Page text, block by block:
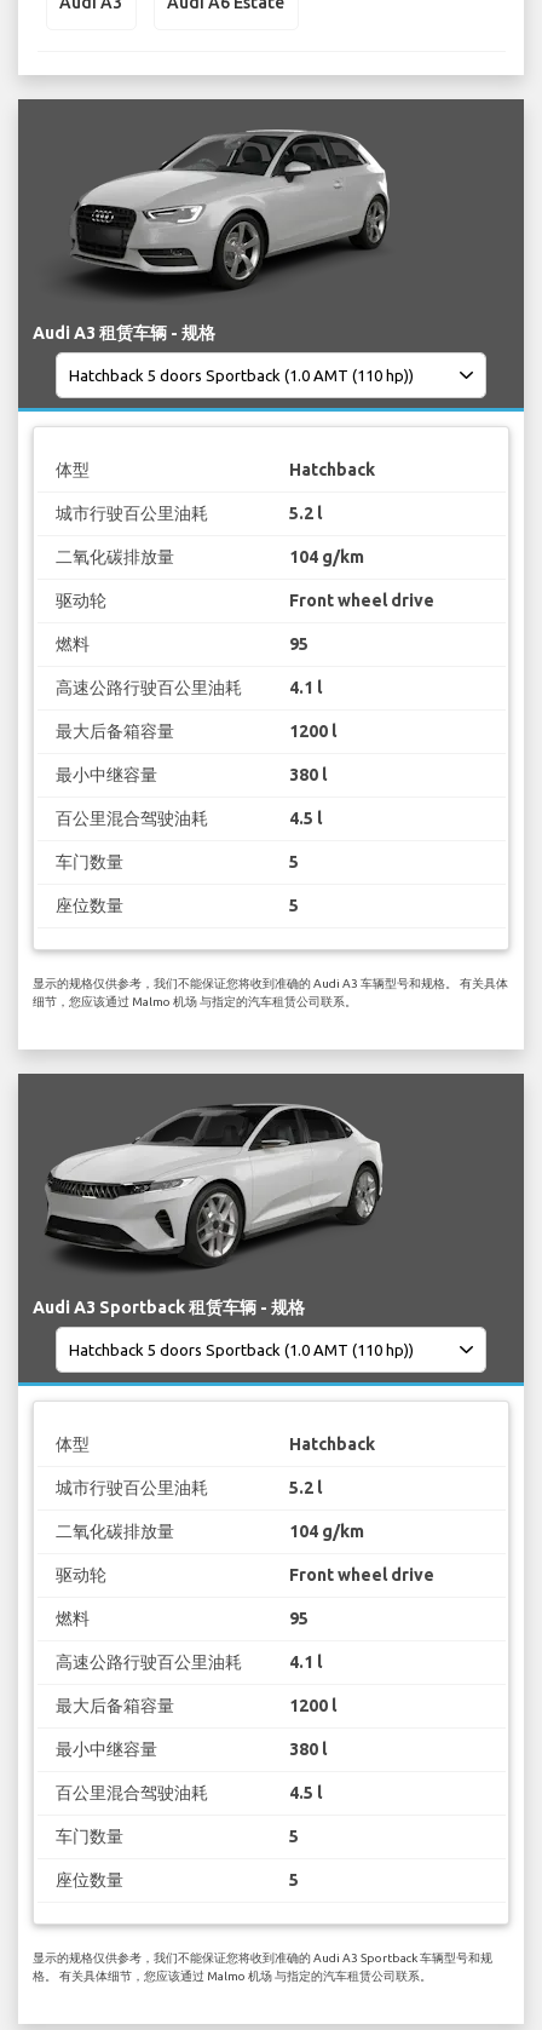
Audi A3 租赁车辆 - 规格
体型 Hatchback
城市行驶百公里油耗 5.2 l
二氧化碳排放量 104 g/km
驱动轮 Front wheel drive
燃料 95
高速公路行驶百公里油耗 4.1 l
最大后备箱容量 1200 l
最小中继容量 380 l
百公里混合驾驶油耗 4.5 l
车门数量 5
座位数量 5
显示的规格仅供参考，我们不能保证您将收到准确的 Audi A3 车辆型号和规格。 有关具体
细节，您应该通过 Malmo 机场 与指定的汽车租赁公司联系。
Audi A3 Sportback 租赁车辆 - 规格
体型 Hatchback
城市行驶百公里油耗 5.2 l
二氧化碳排放量 104 g/km
驱动轮 Front wheel drive
燃料 95
高速公路行驶百公里油耗 4.1 l
最大后备箱容量 1200 l
最小中继容量 380 l
百公里混合驾驶油耗 4.5 l
车门数量 5
座位数量 5
显示的规格仅供参考，我们不能保证您将收到准确的 Audi A3 Sportback 车辆型号和规
格。 有关具体细节，您应该通过 Malmo 机场 与指定的汽车租赁公司联系。